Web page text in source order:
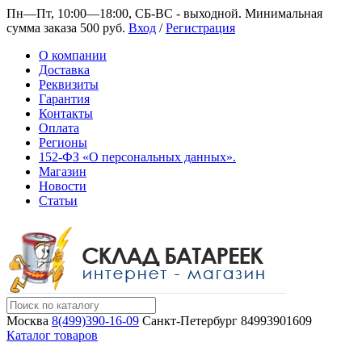
Пн—Пт, 10:00—18:00, СБ-ВС - выходной. Минимальная
сумма заказа 500 руб. Вход /Регистрация
О компании
Доставка
Реквизиты
Гарантия
Контакты
Оплата
Регионы
152-ФЗ «О персональных данных».
Магазин
Новости
Статьи
Москва 8(499)390-16-09 Санкт-Петербург 84993901609
Каталог товаров